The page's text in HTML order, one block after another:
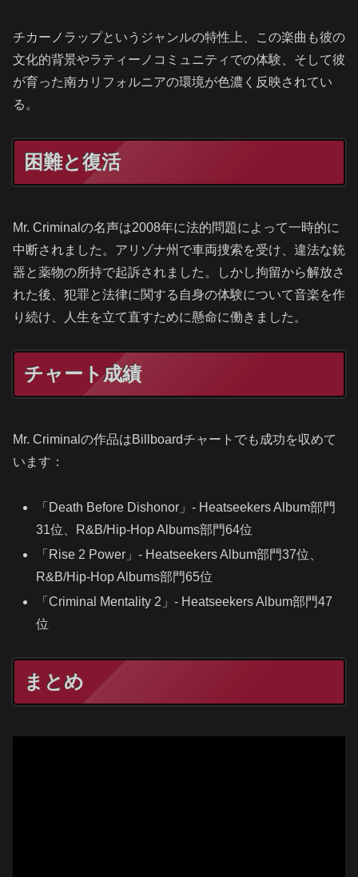
チカーノラップというジャンルの特性上、この楽曲も彼の
文化的背景やラティーノコミュニティでの体験、そして彼
が育った南カリフォルニアの環境が色濃く反映されてい
る。
困難と復活
Mr. Criminalの名声は2008年に法的問題によって一時的に
中断されました。アリゾナ州で車両捜索を受け、違法な銃
器と薬物の所持で起訴されました。しかし拘留から解放さ
れた後、犯罪と法律に関する自身の体験について音楽を作
り続け、人生を立て直すために懸命に働きました。
チャート成績
Mr. Criminalの作品はBillboardチャートでも成功を収めて
います：
「Death Before Dishonor」- Heatseekers Album部門
31位、R&B/Hip-Hop Albums部門64位
「Rise 2 Power」- Heatseekers Album部門37位、
R&B/Hip-Hop Albums部門65位
「Criminal Mentality 2」- Heatseekers Album部門47
位
まとめ